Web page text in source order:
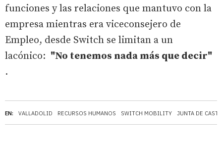
EN: VALLADOLID RECURSOS HUMANOS SWITCH MOBILITY JUNTA DE
funciones y las relaciones que mantuvo con la
empresa mientras era viceconsejero de
Empleo, desde Switch se limitan a un
lacónico: "No tenemos nada más que decir"
.